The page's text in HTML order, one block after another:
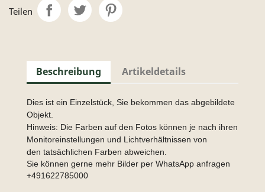
Teilen
Beschreibung Artikeldetails
Dies ist ein Einzelstück, Sie bekommen das abgebildete
Objekt.
Hinweis: Die Farben auf den Fotos können je nach ihren
Monitoreinstellungen und Lichtverhältnissen von
den tatsächlichen Farben abweichen.
Sie können gerne mehr Bilder per WhatsApp anfragen
+491622785000